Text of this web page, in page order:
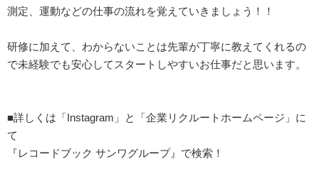
測定、運動などの仕事の流れを覚えていきましょう！！
研修に加えて、わからないことは先輩が丁寧に教えてくれるの
で未経験でも安心してスタートしやすいお仕事だと思います。
■詳しくは「Instagram」と「企業リクルートホームページ」に
て
『レコードブック サンワグループ』で検索！